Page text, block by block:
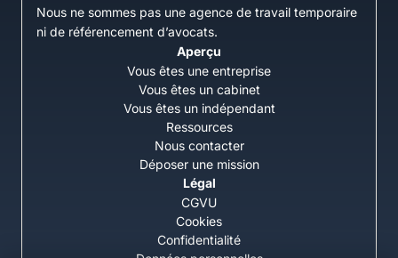
Nous ne sommes pas une agence de travail temporaire
ni de référencement d’avocats.
Aperçu
Vous êtes une entreprise
Vous êtes un cabinet
Vous êtes un indépendant
Ressources
Nous contacter
Déposer une mission
Légal
CGVU
Cookies
Confidentialité